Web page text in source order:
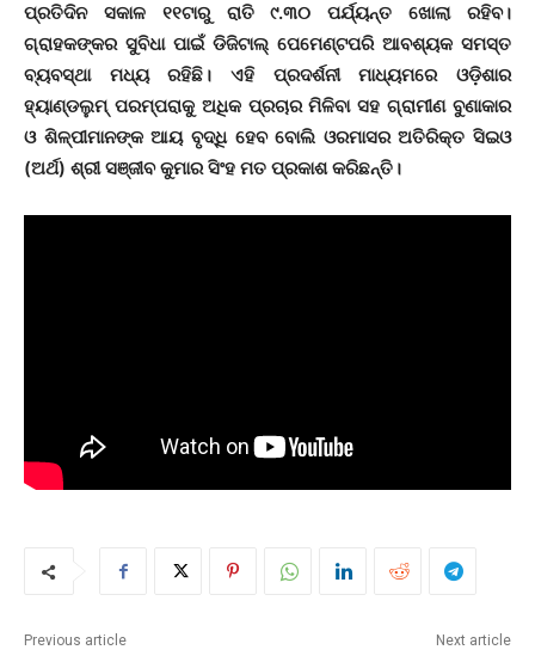
ପ୍ରତିଦିନ ସକାଳ ୧୧ଟାରୁ ରାତି ୯.୩୦ ପର୍ଯ୍ୟନ୍ତ ଖୋଲା ରହିବ।
ଗ୍ରାହକଙ୍କର ସୁବିଧା ପାଇଁ ଡିଜିଟାଲ୍ ପେମେଣ୍ଟପରି ଆବଶ୍ୟକ ସମସ୍ତ
ବ୍ୟବସ୍ଥା ମଧ୍ୟ ରହିଛି। ଏହି ପ୍ରଦର୍ଶନୀ ମାଧ୍ୟମରେ ଓଡ଼ିଶାର
ହ୍ୟାଣ୍ଡଲୁମ୍ ପରମ୍ପରାକୁ ଅଧିକ ପ୍ରଚାର ମିଳିବା ସହ ଗ୍ରାମୀଣ ବୁଣାକାର
ଓ ଶିଳ୍ପୀମାନଙ୍କ ଆୟ ବୃଦ୍ଧି ହେବ ବୋଲି ଓରମାସର ଅତିରିକ୍ତ ସିଇଓ
(ଅର୍ଥ) ଶ୍ରୀ ସଞ୍ଜୀବ କୁମାର ସିଂହ ମତ ପ୍ରକାଶ କରିଛନ୍ତି।
Previous article Next article